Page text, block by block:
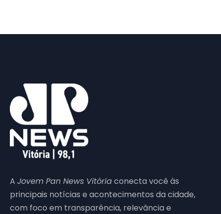
A Jovem Pan News Vitóriaconecta você às
principais notícias e acontecimentos da cidade,
com foco em transparência, relevância e